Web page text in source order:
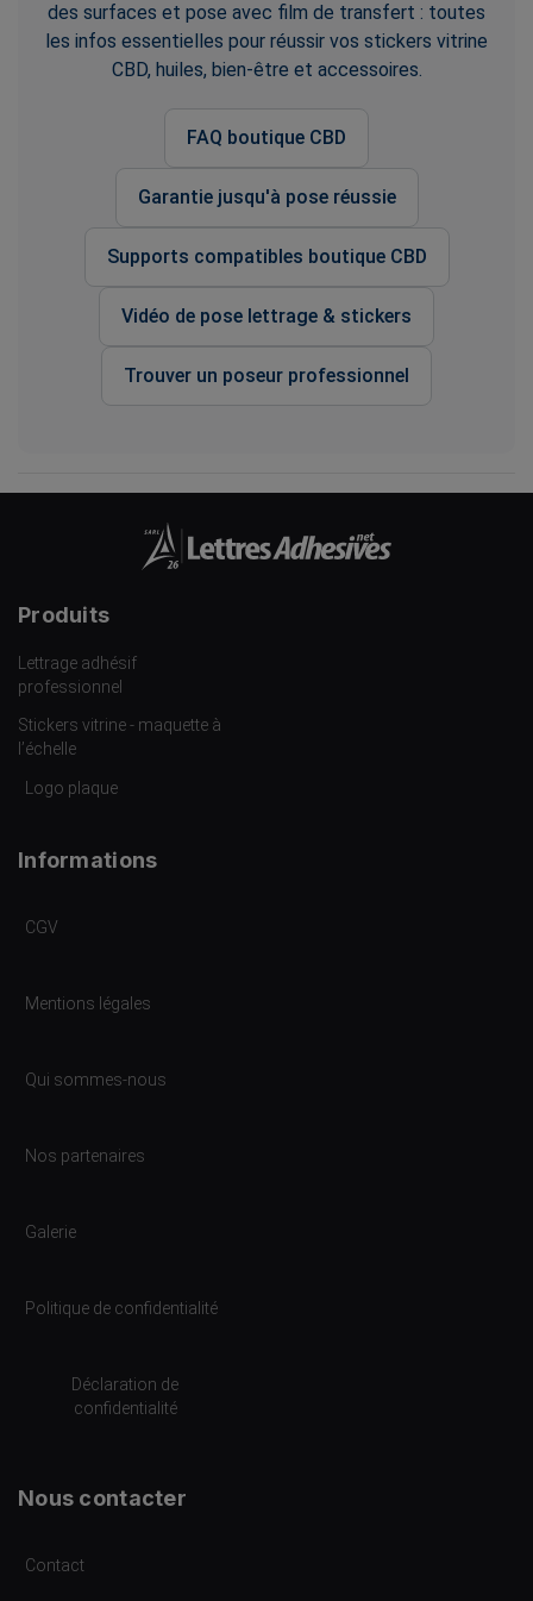
des surfaces et pose avec film de transfert : toutes
les infos essentielles pour réussir vos stickers vitrine
CBD, huiles, bien-être et accessoires.
FAQ boutique CBD
Garantie jusqu'à pose réussie
Supports compatibles boutique CBD
Vidéo de pose lettrage & stickers
Trouver un poseur professionnel
Produits
Lettrage adhésif
professionnel
Stickers vitrine - maquette à
l’échelle
Logo plaque
Informations
CGV
Mentions légales
Qui sommes-nous
Nos partenaires
Galerie
Politique de confidentialité
Déclaration de
confidentialité
Nous contacter
Contact